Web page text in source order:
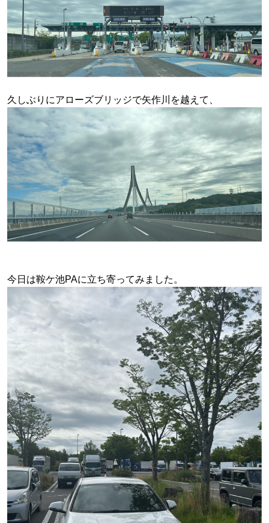
久しぶりにアローズブリッジで矢作川を越えて、
今日は鞍ケ池PAに立ち寄ってみました。